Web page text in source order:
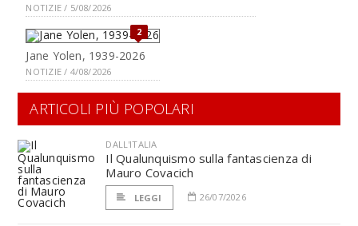
NOTIZIE / 5/08/2026
2
Jane Yolen, 1939-2026
NOTIZIE / 4/08/2026
ARTICOLI PIÙ POPOLARI
DALL'ITALIA
Il Qualunquismo sulla fantascienza di
Mauro Covacich
LEGGI 26/07/2026